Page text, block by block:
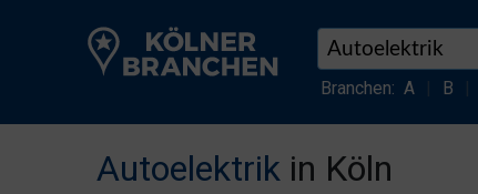
Branchen: A B
Autoelektrik in Köln